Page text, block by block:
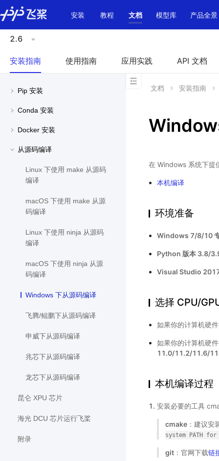
\u200E
安装
教程 文档 模型库 产品全景
2.6
安装指南 使用指南 应用实践 API 文档
Pip 安装
Conda 安装
Docker 安装
从源码编译
Linux 下使用 make 从源码
编译
macOS 下使用 make 从源
码编译
Linux 下使用 ninja 从源码
编译
macOS 下使用 ninja 从源
码编译
Windows 下从源码编译
飞腾/鲲鹏下从源码编译
申威下从源码编译
兆芯下从源码编译
龙芯下从源码编译
昆仑 XPU 芯片
海光 DCU 芯片运行飞桨
附录
文档 安装指南
在 Windows 系统下提
本机编译
环境准备
Windows 7/8/10
Python 版本 3.8/
Visual Studio
选择 CPU/
如果你的计算机硬
如果你的计算机硬
11.0/11.2/11.6/
本机编译过程
安装必要的工具
cmake ：建议
system PATH for
git ：官网下载链